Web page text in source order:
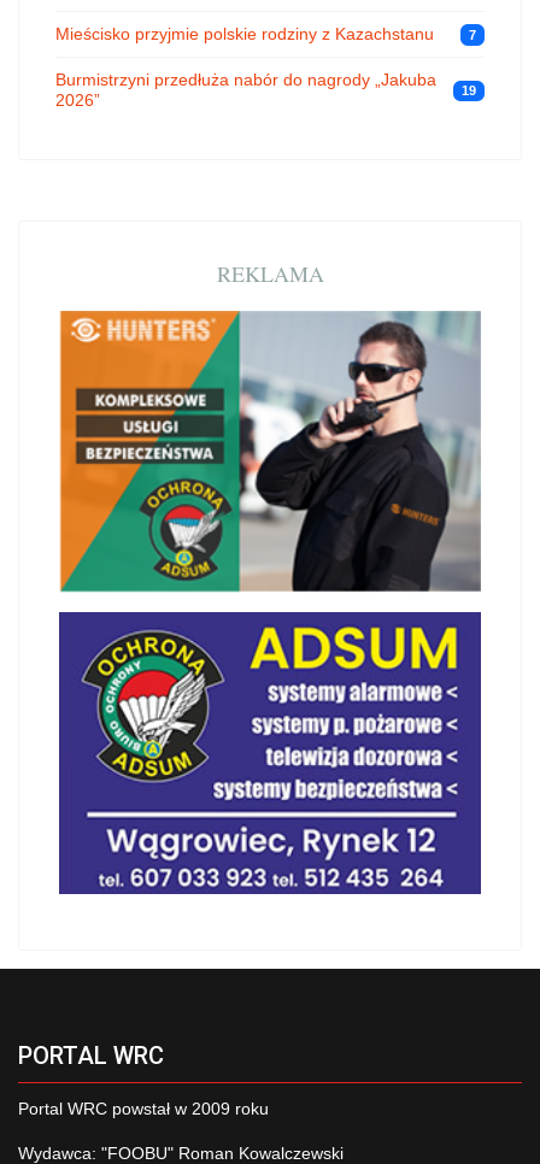
Mieścisko przyjmie polskie rodziny z Kazachstanu 7
Burmistrzyni przedłuża nabór do nagrody „Jakuba
2026”
19
REKLAMA
PORTAL WRC
Portal WRC powstał w 2009 roku
Wydawca: "FOOBU" Roman Kowalczewski